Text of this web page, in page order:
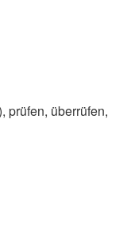
prüfen, überrüfen,